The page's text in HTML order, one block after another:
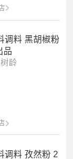
调料 黑胡椒粉
品
龄
调料 孜然粉 2